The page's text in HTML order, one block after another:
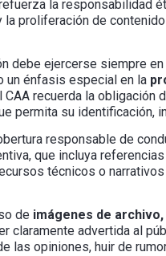
la responsabilidad
proliferación de
debe ejercerse siempre
un énfasis especial en la
recuerda la
permita su identificación,
responsable de
que incluya
técnicos o
de imágenes de
claramente advertida al
las opiniones, huir de